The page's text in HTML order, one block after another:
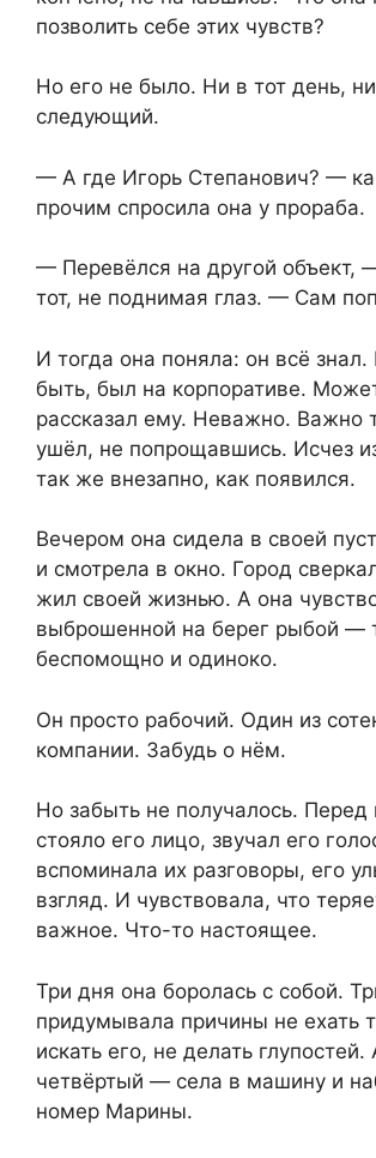
позволить себе этих чувств?
Но его не было. Ни в тот день,
следующий.
— А где Игорь Степанович? —
прочим спросила она у прораба.
— Перевёлся на другой объект,
тот, не поднимая глаз. — Сам
И тогда она поняла: он всё
быть, был на корпоративе.
рассказал ему. Неважно. Важно
ушёл, не попрощавшись. Исчез
так же внезапно, как появился.
Вечером она сидела в своей
и смотрела в окно. Город
жил своей жизнью. А она
выброшенной на берег рыбой —
беспомощно и одиноко.
Он просто рабочий. Один из
компании. Забудь о нём.
Но забыть не получалось. Перед
стояло его лицо, звучал его
вспоминала их разговоры, его
взгляд. И чувствовала, что
важное. Что-то настоящее.
Три дня она боролась с собой.
придумывала причины не ехать
искать его, не делать глупостей.
четвёртый — села в машину и
номер Марины.